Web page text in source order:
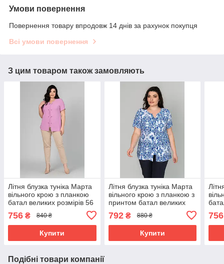
Умови повернення
Повернення товару впродовж 14 днів за рахунок покупця
Всі умови повернення
З цим товаром також замовляють
Літня блузка туніка Марта
вільного крою з планкою
батал великих розмірів 56
756 ₴ 840 ₴
Купити
Літня блузка туніка Марта
вільного крою з планкою з
принтом батал великих
розмірів 60 різні кольори
792₴ 880 ₴
Купити
756
Подібні товари компанії